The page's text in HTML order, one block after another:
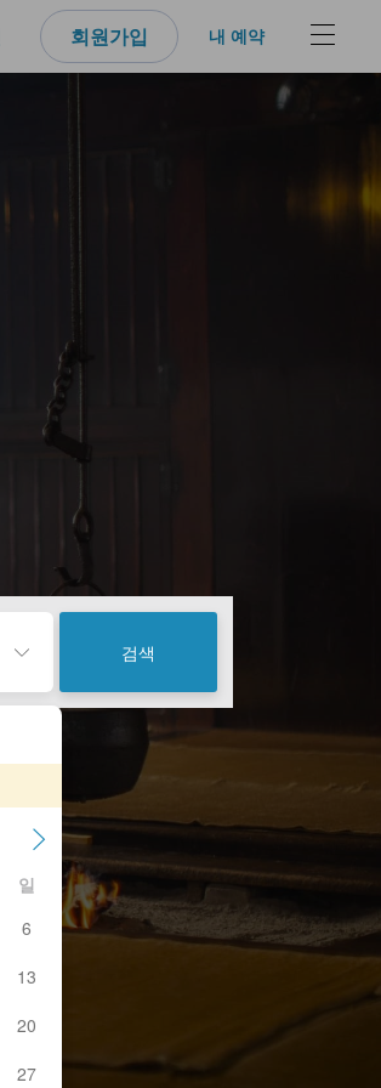
회원가입 내 예약
검색
일
6
13
20
27